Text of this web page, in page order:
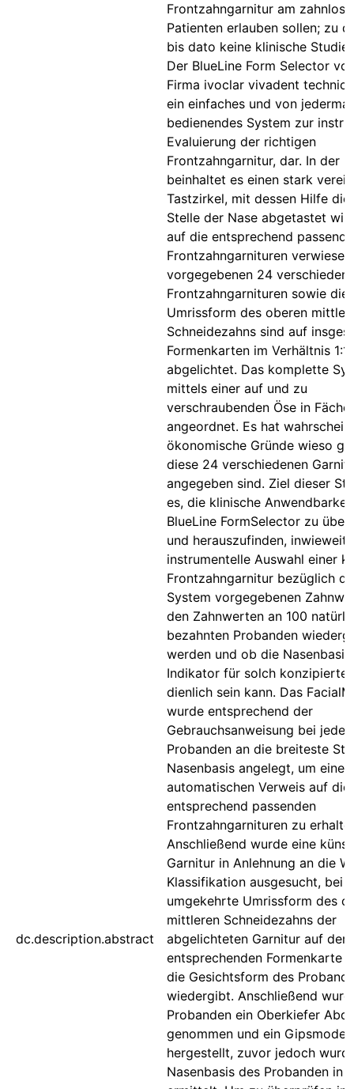
dc.description.abstract
Frontzahngarnitur am
Patienten erlauben sollen; zu
bis dato keine klinische Studie
Der BlueLine Form Selector
Firma ivoclar vivadent
ein einfaches und von
bedienendes System zur
Evaluierung der richtigen
Frontzahngarnitur, dar. In der
beinhaltet es einen stark
Tastzirkel, mit dessen Hilfe
Stelle der Nase abgetastet
auf die entsprechend
Frontzahngarnituren
vorgegebenen 24
Frontzahngarnituren sowie die
Umrissform des oberen
Schneidezahns sind auf
Formenkarten im Verhältnis 1:1
abgelichtet. Das komplette
mittels einer auf und zu
verschraubenden Öse in
angeordnet. Es hat
ökonomische Gründe wieso
diese 24 verschiedenen
angegeben sind. Ziel dieser
es, die klinische
BlueLine FormSelector zu
und herauszufinden, inwieweit
instrumentelle Auswahl einer
Frontzahngarnitur bezüglich
System vorgegebenen
den Zahnwerten an 100
bezahnten Probanden
werden und ob die Nasenbasis
Indikator für solch konzipierte
dienlich sein kann. Das
wurde entsprechend der
Gebrauchsanweisung bei
Probanden an die breiteste
Nasenbasis angelegt, um einen
automatischen Verweis auf die
entsprechend passenden
Frontzahngarnituren zu
Anschließend wurde eine
Garnitur in Anlehnung an die
Klassifikation ausgesucht, bei
umgekehrte Umrissform des
mittleren Schneidezahns der
abgelichteten Garnitur auf der
entsprechenden Formenkarte
die Gesichtsform des
wiedergibt. Anschließend
Probanden ein Oberkiefer
genommen und ein Gipsmodell
hergestellt, zuvor jedoch
Nasenbasis des Probanden in